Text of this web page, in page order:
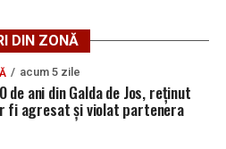
și urmăresc atât creșterea
rezolvarea problemelor legate
Până la finalizarea
sunt sfătuiți să respecte
și să manifeste prudență în
DIN ZONĂ
acum 5 zile
de ani din Galda de Jos, reținut
fi agresat și violat partenera